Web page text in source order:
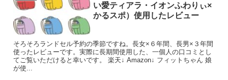
い愛ティアラ・イオンふわりぃ×
かるスポ）使用したレビュー
そろそろランドセル予約の季節ですね。長女×６年間、長男×３年間
使ったレビューです。実際に長期間使用した、一個人の口コミとし
てご覧いただけると幸いです。 楽天↓ Amazon↓ フィットちゃん 娘
が使...